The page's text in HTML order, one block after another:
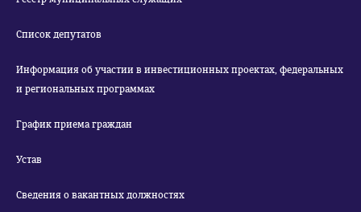
Список депутатов
Информация об участии в инвестиционных проектах, федеральных
и региональных программах
График приема граждан
Устав
Сведения о вакантных должностях